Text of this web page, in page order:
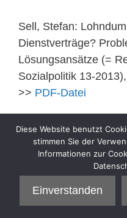
Sell, Stefan:
Dienstverträge?
Lösungsansätze (=
Sozialpolitik 13-
>> PDF-Datei
Kategorien
Sell
Diese Website benutzt
stimmen Sie der
Informationen zur
Einverstanden